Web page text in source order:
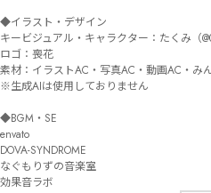
◆イラスト・デザイン
キービジュアル・キャラクター：たくみ（
ロゴ：喪花
素材：イラストAC・写真AC・動画AC・み
※生成AIは使用しておりません
◆BGM・SE
envato
DOVA-SYNDROME
なぐもりずの音楽室
効果音ラボ